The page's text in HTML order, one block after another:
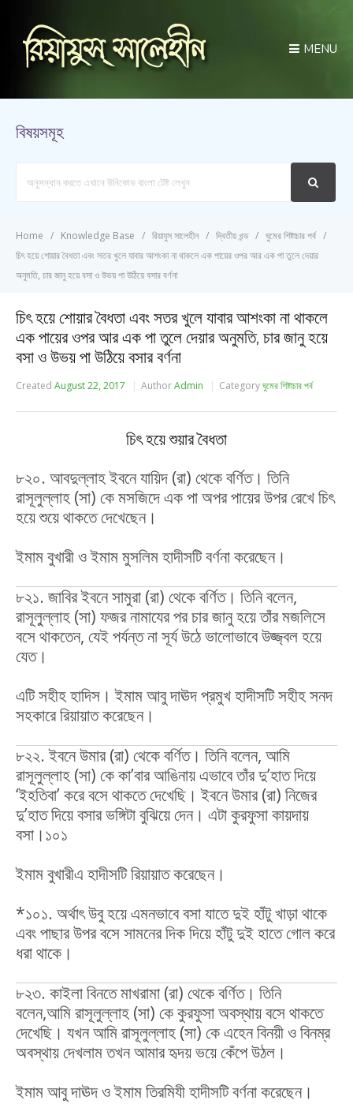
MENU
বিষয়সমূহ
Home Knowledge Base রিয়াযুস সালেহীন দ্বিতীয় খন্ড
ঘুমের শিষ্টাচার পর্ব
চিৎ হয়ে শোয়ার বৈধতা এবং সতর খুলে যাবার আশংকা না থাকলে এক পায়ের ওপর আর এক পা তুলে দেয়ার
অনুমতি, চার জানু হয়ে বসা ও উভয় পা উঠিয়ে বসার বর্ণনা
চিৎ হয়ে শোয়ার বৈধতা এবং সতর খুলে যাবার আশংকা না থাকলে
এক পায়ের ওপর আর এক পা তুলে দেয়ার অনুমতি, চার জানু হয়ে
বসা ও উভয় পা উঠিয়ে বসার বর্ণনা
Created August 22, 2017 AuthorAdmin Categoryঘুমের শিষ্টাচার পর্ব
চিৎ হয়ে শুয়ার বৈধতা
৮২০. আবদুল্লাহ ইবনে যায়িদ (রা) থেকে বর্ণিত। তিনি
রাসূলুল্লাহ (সা) কে মসজিদে এক পা অপর পায়ের উপর রেখে চিৎ
হয়ে শুয়ে থাকতে দেখেছেন।
ইমাম বুখারী ও ইমাম মুসলিম হাদীসটি বর্ণনা করেছেন।
৮২১. জাবির ইবনে সামুরা (রা) থেকে বর্ণিত। তিনি বলেন,
রাসূলু্‌ল্লাহ (সা) ফজর নামাযের পর চার জানু হয়ে তাঁর মজলিসে
বসে থাকতেন, যেই পর্যন্ত না সূর্য উঠে ভালোভাবে উজ্জ্বল হয়ে
যেত।
এটি সহীহ হাদিস। ইমাম আবু দাঊদ প্রমুখ হাদীসটি সহীহ সনদ
সহকারে রিয়ায়াত করেছেন।
৮২২. ইবনে উমার (রা) থেকে বর্ণিত। তিনি বলেন, আমি
রাসূলুল্লাহ (সা) কে কা’বার আঙিনায় এভাবে তাঁর দু’হাত দিয়ে
‘ইহতিবা’ করে বসে থাকতে দেখেছি। ইবনে উমার (রা) নিজের
দু’হাত দিয়ে বসার ভঙ্গিটা বুঝিয়ে দেন। এটা কুরফুসা কায়দায়
বসা।১০১
ইমাম বুখারীএ হাদীসটি রিয়ায়াত করেছেন।
*১০১. অর্থাৎ উবু হয়ে এমনভাবে বসা যাতে দুই হাঁটু খাড়া থাকে
এবং পাছার উপর বসে সামনের দিক দিয়ে হাঁটু দুই হাতে গোল করে
ধরা থাকে।
৮২৩. কাইলা বিনতে মাখরামা (রা) থেকে বর্ণিত। তিনি
বলেন,আমি রাসূলুল্লাহ (সা) কে কুরফুসা অবস্থায় বসে থাকতে
দেখেছি। যখন আমি রাসূলুল্লাহ (সা) কে এহেন বিনয়ী ও বিনম্র
অবস্থায় দেখলাম তখন আমার হৃদয় ভয়ে কেঁপে উঠল।
ইমাম আবু দাঊদ ও ইমাম তিরমিযী হাদীসটি বর্ণনা করেছেন।